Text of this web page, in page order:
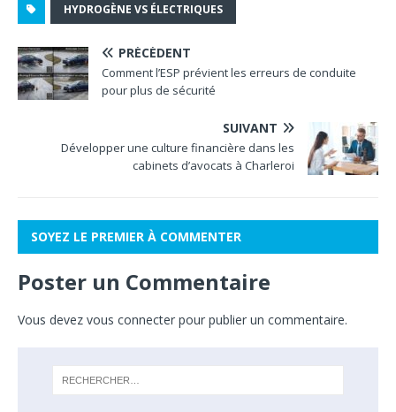
HYDROGÈNE VS ÉLECTRIQUES
PRÉCÉDENT
Comment l’ESP prévient les erreurs de conduite
pour plus de sécurité
SUIVANT
Développer une culture financière dans les
cabinets d’avocats à Charleroi
SOYEZ LE PREMIER À COMMENTER
Poster un Commentaire
Vous devez vous connecter pour publier un commentaire.